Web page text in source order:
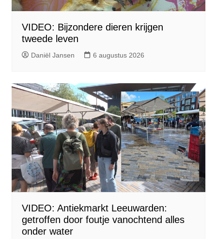
VIDEO: Bijzondere dieren krijgen
tweede leven
Daniël Jansen 6 augustus 2026
VIDEO: Antiekmarkt Leeuwarden:
getroffen door foutje vanochtend alles
onder water